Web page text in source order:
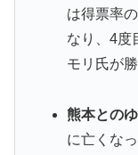
は得票率
なり、4度
モリ氏が
熊本との
に亡くな